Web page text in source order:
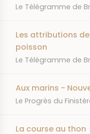
JOURNAL
Le Télégramme de
Les attributions
poisson
JOURNAL
Le Télégramme de
Aux marins -
JOURNAL
Le Progrès du
La course au thon